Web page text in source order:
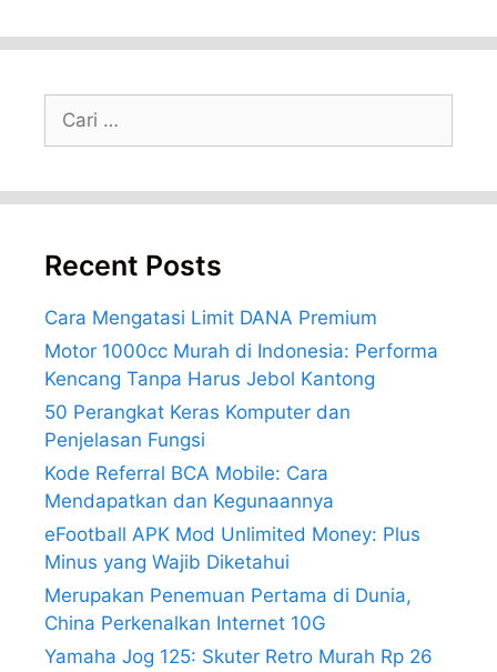
Cari
Recent Posts
Cara Mengatasi Limit DANA Premium
Motor 1000cc Murah di Indonesia: Performa
Kencang Tanpa Harus Jebol Kantong
50 Perangkat Keras Komputer dan
Penjelasan Fungsi
Kode Referral BCA Mobile: Cara
Mendapatkan dan Kegunaannya
eFootball APK Mod Unlimited Money: Plus
Minus yang Wajib Diketahui
Merupakan Penemuan Pertama di Dunia,
China Perkenalkan Internet 10G
Yamaha Jog 125: Skuter Retro Murah Rp 26